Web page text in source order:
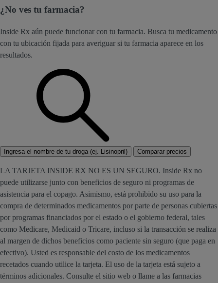
¿No ves tu farmacia?
Inside Rx aún puede funcionar con tu farmacia. Busca tu medicamento
con tu ubicación fijada para averiguar si tu farmacia aparece en los
resultados.
Ingresa el nombre de tu droga (ej. Lisinopril) Comparar precios
LA TARJETA INSIDE RX NO ES UN SEGURO. Inside Rx no
puede utilizarse junto con beneficios de seguro ni programas de
asistencia para el copago. Asimismo, está prohibido su uso para la
compra de determinados medicamentos por parte de personas cubiertas
por programas financiados por el estado o el gobierno federal, tales
como Medicare, Medicaid o Tricare, incluso si la transacción se realiza
al margen de dichos beneficios como paciente sin seguro (que paga en
efectivo). Usted es responsable del costo de los medicamentos
recetados cuando utilice la tarjeta. El uso de la tarjeta está sujeto a
términos adicionales. Consulte el sitio web o llame a las farmacias